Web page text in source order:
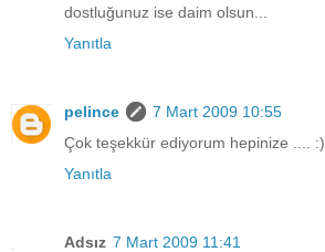
dostluğunuz ise daim olsun...
Yanıtla
pelince
7 Mart 2009 10:55
Çok teşekkür ediyorum hepinize .... :)
Yanıtla
Adsız 7 Mart 2009 11:41